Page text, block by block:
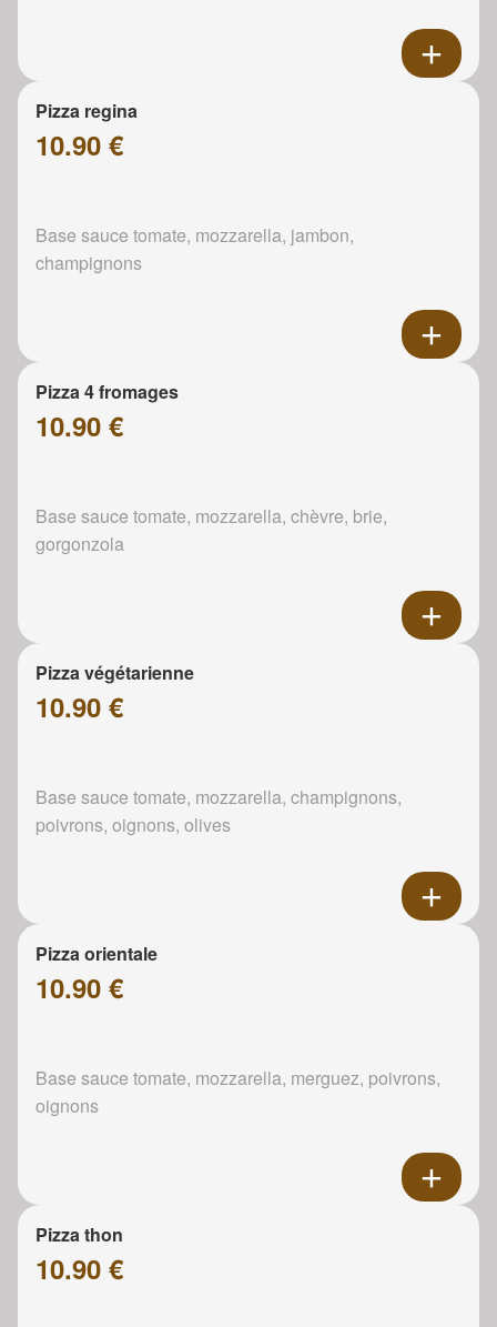
Pizza regina
10.90 €
Base sauce tomate, mozzarella, jambon,
champignons
Pizza 4 fromages
10.90 €
Base sauce tomate, mozzarella, chèvre, brie,
gorgonzola
Pizza végétarienne
10.90 €
Base sauce tomate, mozzarella, champignons,
poivrons, oignons, olives
Pizza orientale
10.90 €
Base sauce tomate, mozzarella, merguez, poivrons,
oignons
Pizza thon
10.90 €